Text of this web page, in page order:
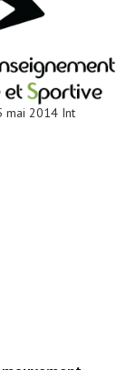
mai 2014 Int